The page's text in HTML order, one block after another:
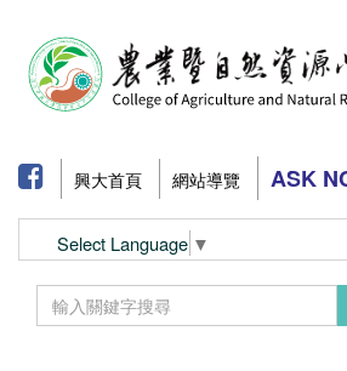
興大首頁 網站導覽 ASK
Select Language ▼